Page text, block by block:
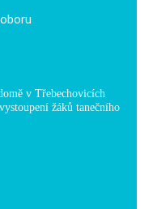
oboru
v Třebechovicích
žáků tanečního